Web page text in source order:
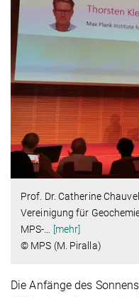
Prof. Dr. Catherine
Vereinigung für
MPS-… [mehr]
© MPS (M. Piralla)
Die Anfänge des